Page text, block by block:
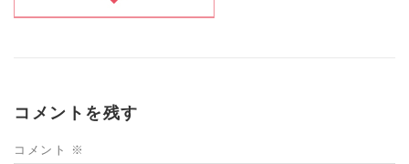
コメントを残す
コメント ※